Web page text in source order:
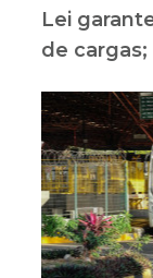
Lei
de